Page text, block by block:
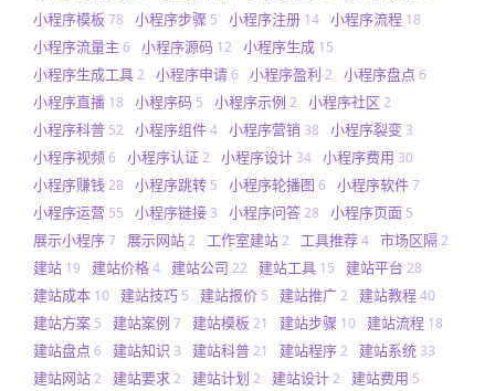
小程序模板 78 小程序步骤 5 小程序注册 14 小程序流程 18
小程序流量主 6 小程序源码 12 小程序生成 15
小程序生成工具2 小程序申请6 小程序盈利 2 小程序盘点 6
小程序直播 18 小程序码 5 小程序示例 2 小程序社区 2
小程序科普 52 小程序组件4 小程序营销 38 小程序裂变 3
小程序视频6 小程序认证2 小程序设计 34 小程序费用 30
小程序赚钱28 小程序跳转 5 小程序轮播图 6 小程序软件7
小程序运营 55 小程序链接 3 小程序问答28 小程序页面 5
展示小程序7 展示网站2 工作室建站2 工具推荐4 市场区隔2
建站 19 建站价格4 建站公司 22 建站工具 15 建站平台 28
建站成本 10 建站技巧 5 建站报价 5 建站推广2 建站教程40
建站方案 5 建站案例 7 建站模板 21 建站步骤 10 建站流程 18
建站盘点 6 建站知识 3 建站科普21 建站程序2 建站系统 33
建站网站2 建站要求2 建站计划 2 建站设计2 建站费用 5